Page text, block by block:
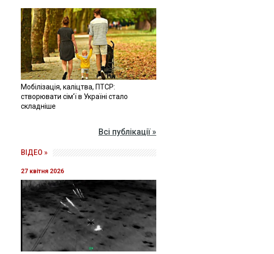
Мобілізація, каліцтва, ПТСР:
створювати сім'ї в Україні стало
складніше
Всі публікації »
ВІДЕО »
27 квітня 2026